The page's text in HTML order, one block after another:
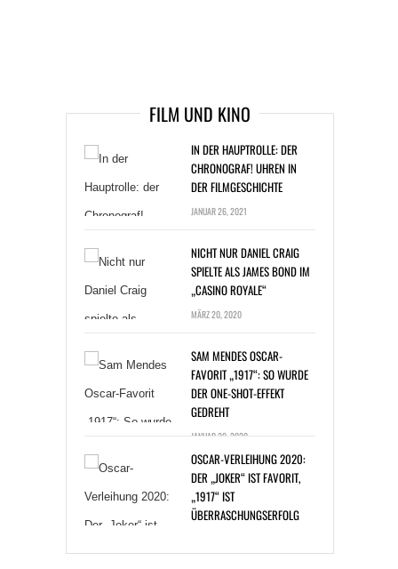
FILM UND KINO
IN DER HAUPTROLLE: DER
CHRONOGRAF! UHREN IN
DER FILMGESCHICHTE
JANUAR 26, 2021
NICHT NUR DANIEL CRAIG
SPIELTE ALS JAMES BOND IM
„CASINO ROYALE“
MÄRZ 20, 2020
SAM MENDES OSCAR-
FAVORIT „1917“: SO WURDE
DER ONE-SHOT-EFFEKT
GEDREHT
JANUAR 20, 2020
OSCAR-VERLEIHUNG 2020:
DER „JOKER“ IST FAVORIT,
„1917“ IST
ÜBERRASCHUNGSERFOLG